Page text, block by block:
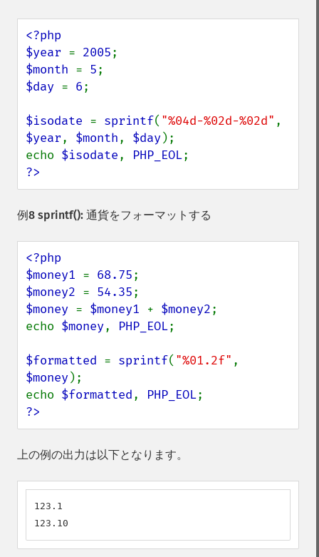
<?php
$year = 2005
$month = 5
$day = 6;
$isodate = sprintf( "%04d-%02d-%02d"
$year, $month, $day);
echo $isodate, PHP_EOL
?>
例8 sprintf(): 通貨をフォーマットする
<?php
$money1 = 68.75
$money2 = 54.35
$money = $money1 + $money2;
echo $money, PHP_EOL;
$formatted = sprintf( "%01.2f"
$money);
echo $formatted, PHP_EOL
?>
上の例の出力は以下となります。
123.1
123.10